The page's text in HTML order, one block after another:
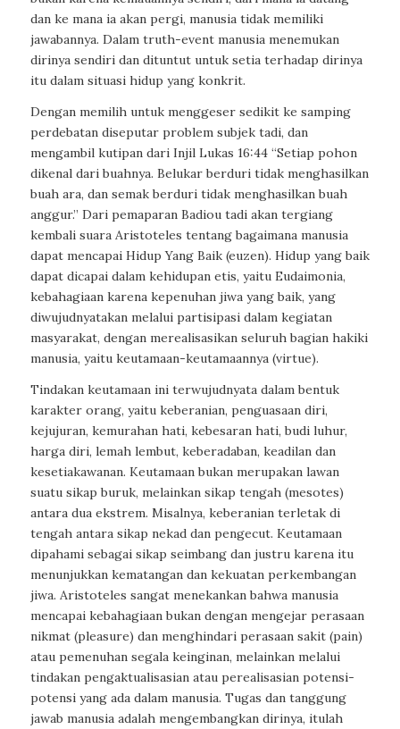
dan ke mana ia akan pergi, manusia tidak memiliki
jawabannya. Dalam truth-event manusia menemukan
dirinya sendiri dan dituntut untuk setia terhadap dirinya
itu dalam situasi hidup yang konkrit.
Dengan memilih untuk menggeser sedikit ke samping
perdebatan diseputar problem subjek tadi, dan
mengambil kutipan dari Injil Lukas 16:44 “Setiap pohon
dikenal dari buahnya. Belukar berduri tidak menghasilkan
buah ara, dan semak berduri tidak menghasilkan buah
anggur.” Dari pemaparan Badiou tadi akan tergiang
kembali suara Aristoteles tentang bagaimana manusia
dapat mencapai Hidup Yang Baik (euzen). Hidup yang baik
dapat dicapai dalam kehidupan etis, yaitu Eudaimonia,
kebahagiaan karena kepenuhan jiwa yang baik, yang
diwujudnyatakan melalui partisipasi dalam kegiatan
masyarakat, dengan merealisasikan seluruh bagian hakiki
manusia, yaitu keutamaan-keutamaannya (virtue).
Tindakan keutamaan ini terwujudnyata dalam bentuk
karakter orang, yaitu keberanian, penguasaan diri,
kejujuran, kemurahan hati, kebesaran hati, budi luhur,
harga diri, lemah lembut, keberadaban, keadilan dan
kesetiakawanan. Keutamaan bukan merupakan lawan
suatu sikap buruk, melainkan sikap tengah (mesotes)
antara dua ekstrem. Misalnya, keberanian terletak di
tengah antara sikap nekad dan pengecut. Keutamaan
dipahami sebagai sikap seimbang dan justru karena itu
menunjukkan kematangan dan kekuatan perkembangan
jiwa. Aristoteles sangat menekankan bahwa manusia
mencapai kebahagiaan bukan dengan mengejar perasaan
nikmat (pleasure) dan menghindari perasaan sakit (pain)
atau pemenuhan segala keinginan, melainkan melalui
tindakan pengaktualisasian atau perealisasian potensi-
potensi yang ada dalam manusia. Tugas dan tanggung
jawab manusia adalah mengembangkan dirinya, itulah